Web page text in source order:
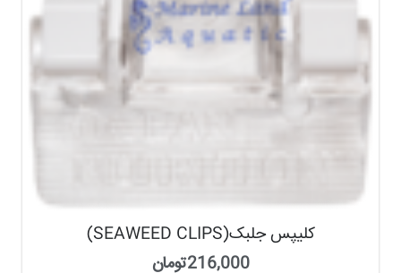
کلیپس جلبک(SEAWEED CLIPS)
216,000تومان